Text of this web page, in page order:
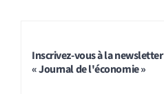
Inscrivez-vous à la newsletter
« Journal de l'économie »